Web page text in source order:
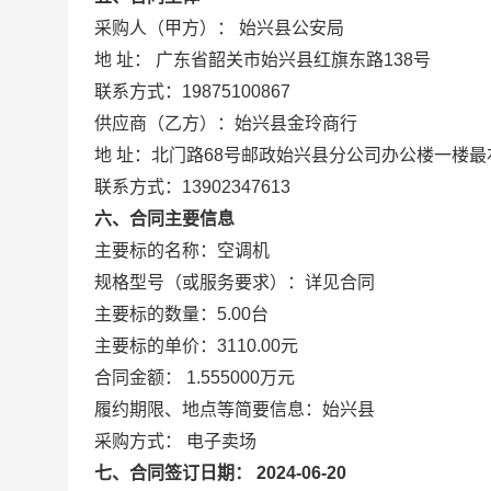
采购人（甲方）： 始兴县公安局
地 址： 广东省韶关市始兴县红旗东路138号
联系方式：19875100867
供应商（乙方）：始兴县金玲商行
地 址：北门路68号邮政始兴县分公司办公楼一楼最
联系方式：13902347613
六、合同主要信息
主要标的名称：空调机
规格型号（或服务要求）：详见合同
主要标的数量：5.00台
主要标的单价：3110.00元
合同金额： 1.555000万元
履约期限、地点等简要信息：始兴县
采购方式： 电子卖场
七、合同签订日期： 2024-06-20